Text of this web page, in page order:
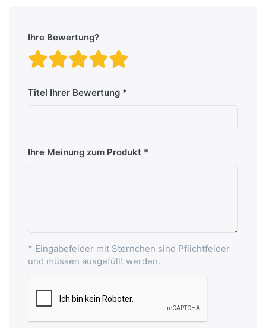
Ihre Bewertung?
Bewertung: 4 von
Bewertung: 3 von 5
Bewertung: 2 von 5
Bewertung: 1 von 5
Titel Ihrer Bewertung
Ihre Meinung zum Produkt
* Eingabefelder mit Sternchen sind Pflichtfelder
und müssen ausgefüllt werden.